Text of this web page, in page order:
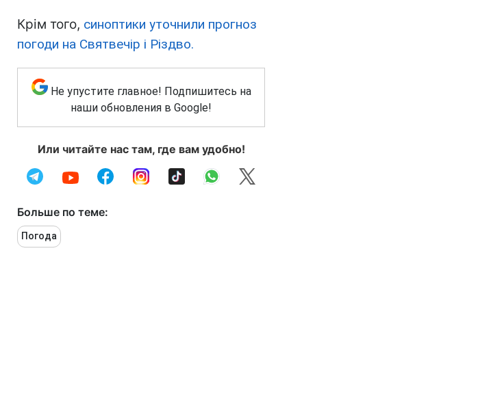
Крім того, синоптики уточнили прогноз
погоди на Святвечір і Різдво.
Не упустите главное! Подпишитесь на
наши обновления в Google!
Или читайте нас там, где вам удобно!
Больше по теме:
Погода